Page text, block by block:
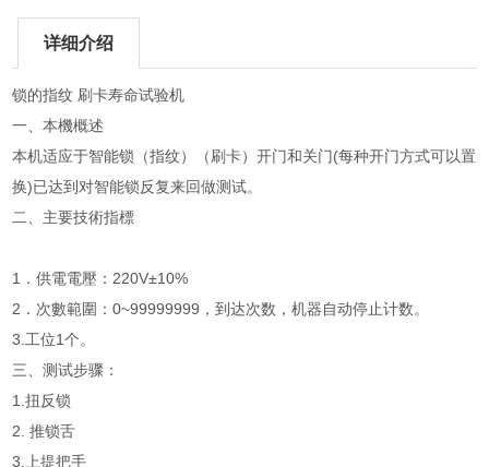
详细介绍
锁的指纹 刷卡寿命试验机
一、本機概述
本机适应于智能锁（指纹）（刷卡）开门和关门(每种开门方式可以置
换)已达到对智能锁反复来回做测试。
二、主要技術指標
1．供電電壓：220V±10%
2．次數範圍：0~99999999，到达次数，机器自动停止计数。
3.工位1个。
三、测试步骤：
1.扭反锁
2. 推锁舌
3.上提把手